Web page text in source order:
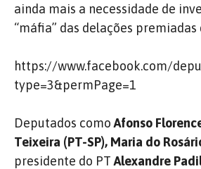
ainda mais a necessidade de
“máfia” das delações premiadas
https://www.facebook.com/
type=3&permPage=1
Deputados comoAfonso
Teixeira (PT-SP), Maria do
presidente do PTAlexandre